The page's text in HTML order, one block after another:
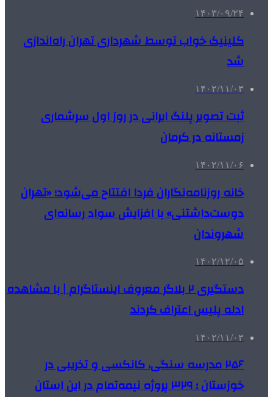
۱۴۰۳/۰۹/۲۴
کلینیک خواب توسط شهرداری تهران راه‌اندازی
شد
۱۴۰۲/۱۱/۰۳
ثبت تصویر پلنگ ایرانی در روز اول سرشماری
زمستانه در کرمان
۱۴۰۲/۱۱/۰۶
خانه روزنامه‌نگاران فردا افتتاح می‌شود؛ «تهران
دوست‌داشتنی» با افزایش سواد رسانه‌ای
شهروندان
۱۴۰۲/۱۲/۰۵
دستگیری ۲ بلاگر معروف اینستاگرام | با مشاهده
ادله پلیس اعتراف کردند
۱۴۰۲/۱۱/۰۳
۲۵۶ مدرسه سنگی، کانکسی و تخریبی در
خوزستان ؛ ۳۲۹ پروژه نیمه‌تمام در این استان